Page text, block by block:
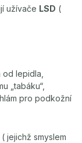
užívače LSD (
od lepidla,
„tabáku“,
pro podkožní
jejichž smyslem